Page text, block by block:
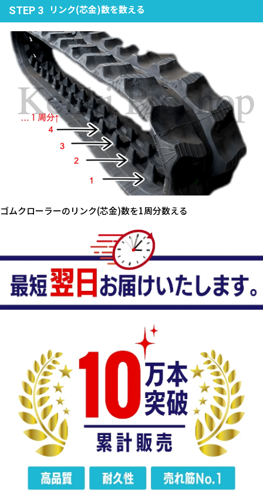
STEP 3
リンク(芯金)数を数える
ゴムクローラーのリンク(芯金)数を1周分数える